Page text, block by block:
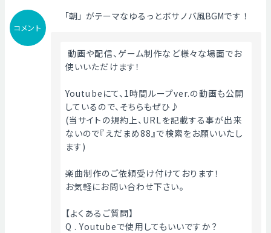
コメント
「朝」がテーマなゆるっとボサノバ風BGMです！
使いいただけます！
Youtubeにて、1時間ループver.の動画も公開
しているので、そちらもぜひ♪
(当サイトの規約上、URLを記載する事が出来
ないので『えだまめ88』で検索をお願いいたし
ます)
楽曲制作のご依頼受け付けております！
お気軽にお問い合わせ下さい。
【よくあるご質問】
Q . Youtubeで使用してもいいですか？